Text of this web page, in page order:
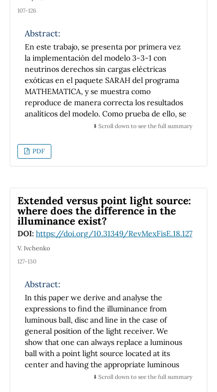
results for the MSDs are compared with the
numerical simulation.
107-126
Abstract:
En este trabajo, se presenta por primera vez
la implementación del modelo 3-3-1 con
neutrinos derechos sin cargas eléctricas
exóticas en el paquete SARAH del programa
MATHEMATICA, y se muestra como
reproduce de manera correcta los resultados
analíticos del modelo. Como prueba de ello, se
presenta las matrices de masa para los
sector de Higgs con tres tripletes escalares.
Luego, usando el programa SPheno, se realiza
un análisis numérico de las salidas analíticas
determinar si el modelo con tres tripletes
genera los valores de masas de todos los
quarks adecuadamente al compararlos con los
aceptados en la literatura. Esta
implementación es presentada de manera
didáctica y accesible a estudiantes que estén
interesados en este campo de la física.
⬇️ Scroll down to see the full summary
PDF
Extended versus point light source:
where does the difference in the
illuminance exist?
DOI: https://doi.org/10.31349/RevMexFisE.18.127
V. Ivchenko
127-130
Abstract:
In this paper we derive and analyse the
expressions to find the illuminance from
luminous ball, disc and line in the case of
general position of the light receiver. We
show that one can always replace a luminous
ball with a point light source located at its
center and having the appropriate luminous
intensity. Any luminous disc or line can be
⬇️ Scroll down to see the full summary